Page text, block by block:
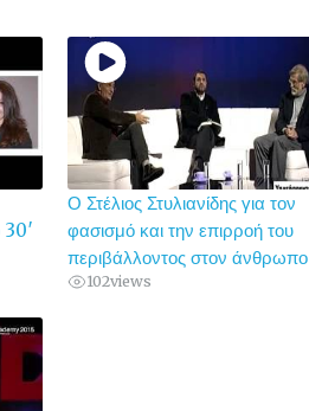
Ο Στέλιος Στυλιανίδης για τον
φασισμό και την επιρροή του
περιβάλλοντος στον άνθρωπο
102views